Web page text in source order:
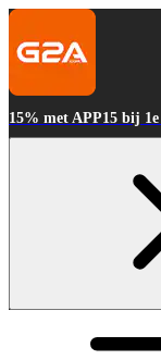
15% met APP15 bij